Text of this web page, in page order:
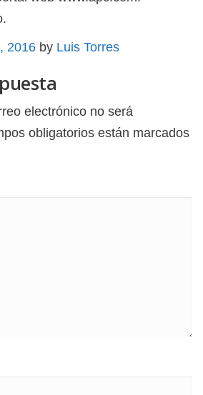
2016 by Luis Torres
electrónico no será
obligatorios están marcados